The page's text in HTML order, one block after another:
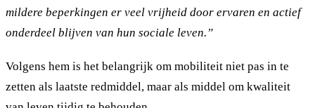
mildere beperkingen er veel vrijheid door ervaren en actief
onderdeel blijven van hun sociale leven.”
Volgens hem is het belangrijk om mobiliteit niet pas in te
zetten als laatste redmiddel, maar als middel om kwaliteit